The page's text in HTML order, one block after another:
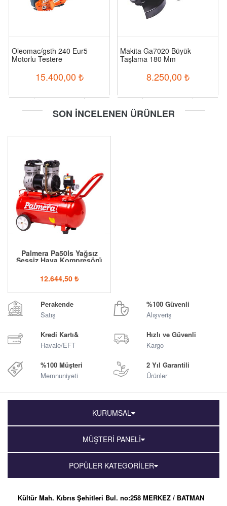
Oleomac/gsth 240 Eur5
Motorlu Testere
15.400,00 ₺
Makita Ga7020 Büyük
Taşlama 180 Mm
8.250,00 ₺
SON İNCELENEN ÜRÜNLER
Palmera Pa50ls Yağsız
Sessiz Hava Kompresörü
12.644,50 ₺
Perakende
Satış
%100 Güvenli
Alışveriş
Kredi Kartı&
Havale/EFT
Hızlı ve Güvenli
Kargo
%100 Müşteri
Memnuniyeti
2 Yıl Garantili
Ürünler
KURUMSAL
MÜŞTERİ PANELİ
POPÜLER KATEGORİLER
Kültür Mah. Kıbrıs Şehitleri Bul. no:258 MERKEZ / BATMAN